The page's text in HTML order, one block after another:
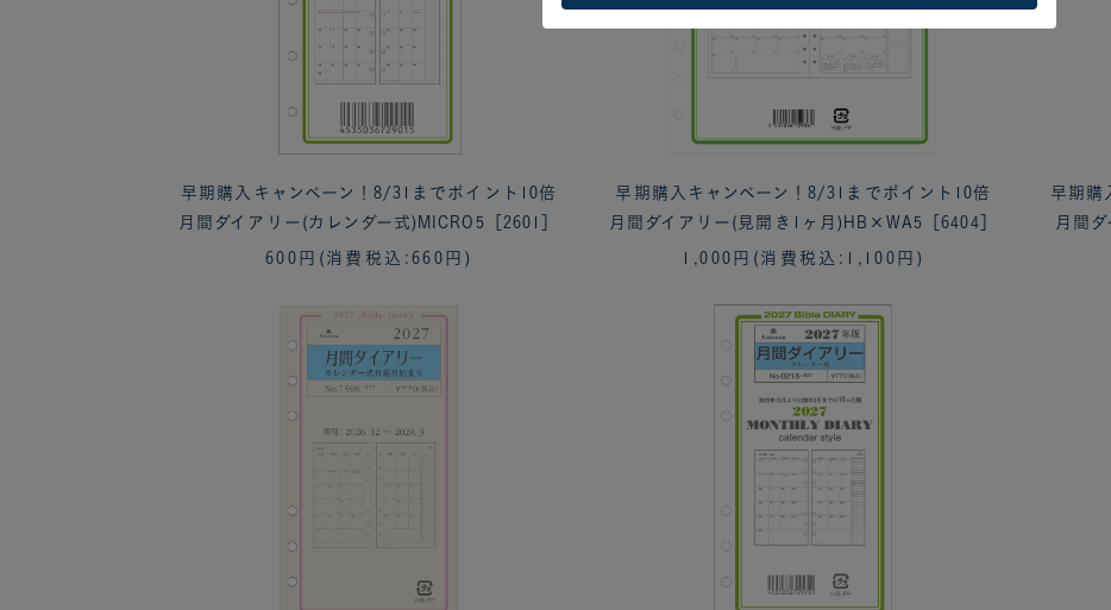
早期購入キャンペーン！8/31までポイント10倍
月間ダイアリー(カレンダー式)MICRO5［2601］
600円 (消費税込:660円)
早期購入キャンペーン！8/31までポイント10倍
月間ダイアリー(見開き1ヶ月)HB×WA5［6404］
1,000円 (消費税込:1,100円)
早期購
月間